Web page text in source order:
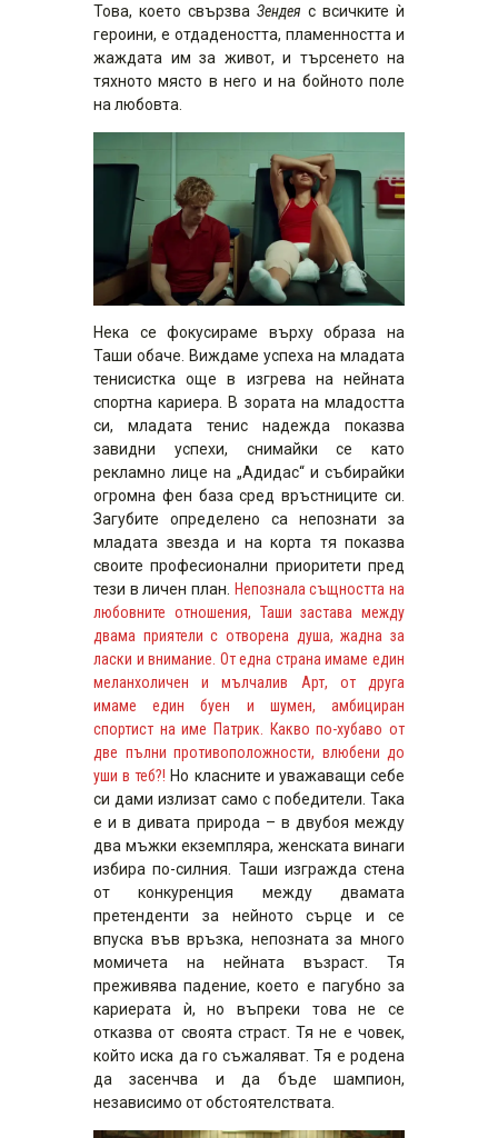
Това, което свързва Зендея с всичките ѝ
героини, е отдадеността, пламенността и
жаждата им за живот, и търсенето на
тяхното място в него и на бойното поле
на любовта.
Нека се фокусираме върху образа на
Таши обаче. Виждаме успеха на младата
тенисистка още в изгрева на нейната
спортна кариера. В зората на младостта
си, младата тенис надежда показва
завидни успехи, снимайки се като
рекламно лице на „Адидас“ и събирайки
огромна фен база сред връстниците си.
Загубите определено са непознати за
младата звезда и на корта тя показва
своите професионални приоритети пред
тези в личен план. Непознала същността на
любовните отношения, Таши застава между
двама приятели с отворена душа, жадна за
ласки и внимание. От една страна имаме един
меланхоличен и мълчалив Арт, от друга
имаме един буен и шумен, амбициран
спортист на име Патрик. Какво по-хубаво от
две пълни противоположности, влюбени до
уши в теб?! Но класните и уважаващи себе
си дами излизат само с победители. Така
е и в дивата природа – в двубоя между
два мъжки екземпляра, женската винаги
избира по-силния. Таши изгражда стена
от конкуренция между двамата
претенденти за нейното сърце и се
впуска във връзка, непозната за много
момичета на нейната възраст. Тя
преживява падение, което е пагубно за
кариерата ѝ, но въпреки това не се
отказва от своята страст. Тя не е човек,
който иска да го съжаляват. Тя е родена
да засенчва и да бъде шампион,
независимо от обстоятелствата.